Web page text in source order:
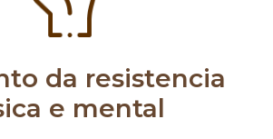
da resistencia
e mental